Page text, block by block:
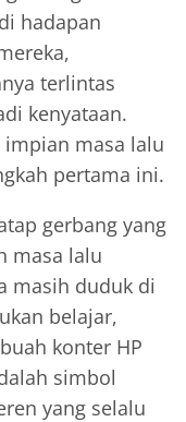
hadapan
terlintas
kenyataan.
masa lalu
pertama ini.
gerbang yang
masa lalu
masih duduk di
belajar,
konter HP
simbol
yang selalu